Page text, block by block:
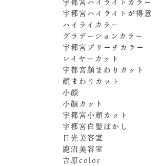
宇都宮ハイライトが得意
ハイライカラー
グラデーションカラー
宇都宮ブリーチカラー
レイヤーカット
宇都宮顔まわりカット
顔まわりカット
小顔
小顔カット
宇都宮小顔カット
宇都宮白髪ぼかし
日光美容室
鹿沼美容室
吉原color